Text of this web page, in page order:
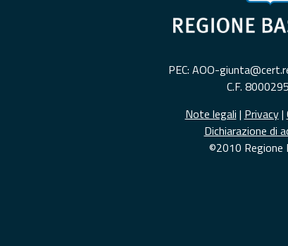
PEC: AOO-
C.F.
Note legali | Privacy|
Dichiarazione di
©2010 Regione